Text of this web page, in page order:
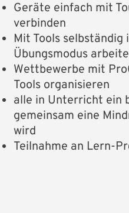
Geräte einfach mit
verbinden
Mit Tools selbständig
Übungsmodus
Wettbewerbe mit
Tools organisieren
alle in Unterricht ein
gemeinsam eine
wird
Teilnahme an Lern-